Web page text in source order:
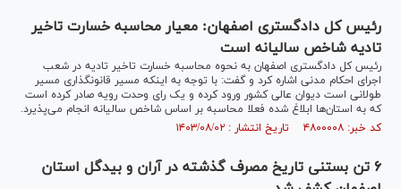
رئیس کل دادگستری اصفهان: معیار محاسبه خسارت تاخیر
تادیه شاخص سالیانه است
رئیس کل دادگستری اصفهان به نحوه محاسبه خسارت تاخیر تادیه در شعب
اجرای احکام مدنی اشاره کرد و گفت: با توجه به اینکه مسیر قانونگذاری مسیر
طولانی است دیوان عالی کشور ورود کرده و یک رای وحدت رویه صادر کرده است
که به استان‌ها ابلاغ شده فعلا محاسبه بر اساس شاخص سالیانه انجام می‌پذیرد.
کد خبر: ۴۸۰۰۰۰۸ تاریخ انتشار : ۱۴۰۳/۰۸/۰۲
۶ تن بستنی تاریخ مصرف گذشته در آران و بیدگل استان